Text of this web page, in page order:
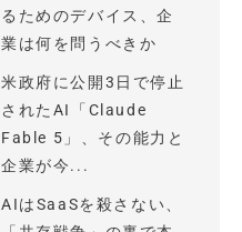
るためのデバイス、企
業は何を問うべきか
米政府に公開3日で停止
されたAI「Claude
Fable 5」、その能力と
企業が今...
AIはSaaSを殺さない、